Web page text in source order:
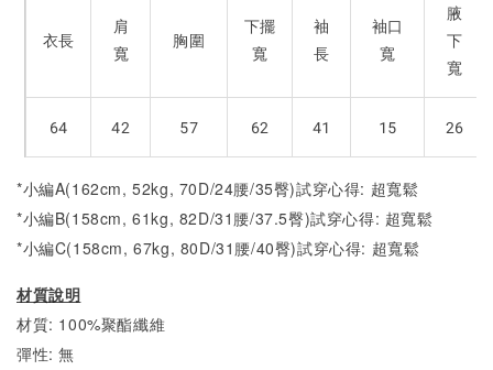
衣長
肩
寬
胸圍
下擺
寬
袖
長
袖口
寬
腋
下
寬
64 42 57 62 41 15 26
*小編A(162cm, 52kg, 70D/24腰/35臀)試穿心得: 超寬鬆
*小編B(158cm, 61kg, 82D/31腰/37.5臀)試穿心得: 超寬鬆
*小編C(158cm, 67kg, 80D/31腰/40臀)試穿心得: 超寬鬆
材質說明
材質: 100%聚酯纖維
彈性: 無